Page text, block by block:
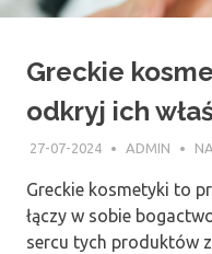
Greckie
odkryj ich
27-07-2024 ADMIN
Greckie kosmetyki to
łączy w sobie
sercu tych produktów